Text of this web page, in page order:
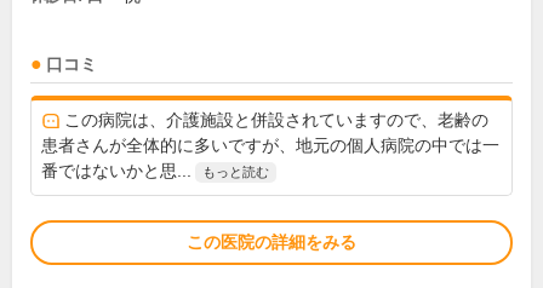
口コミ
この病院は、介護施設と併設されていますので、老齢の
患者さんが全体的に多いですが、地元の個人病院の中では一
番ではないかと思...
もっと読む
この医院の詳細をみる